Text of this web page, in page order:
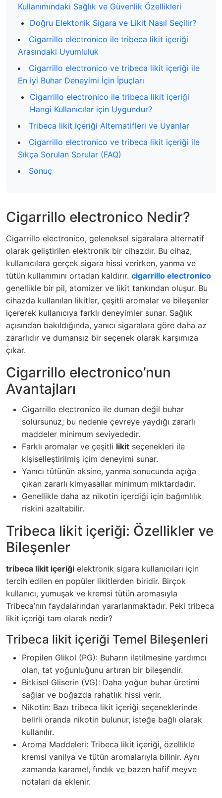
Kullanımındaki Sağlık ve Güvenlik Özellikleri
Doğru Elektonik Sigara ve Likit Nasıl Seçilir?
Cigarrillo electronico ile tribeca likit içeriği
Arasındaki Uyumluluk
Cigarrillo electronico ve tribeca likit içeriği ile
En iyi Buhar Deneyimi İçin İpuçları
Cigarrillo electronico ile tribeca likit içeriği
Hangi Kullanıcılar için Uygundur?
Tribeca likit içeriği Alternatifleri ve Uyarılar
Cigarrillo electronico ve tribeca likit içeriği ile
Sıkça Sorulan Sorular (FAQ)
Sonuç
Cigarrillo electronico Nedir?
Cigarrillo electronico, geleneksel sigaralara alternatif
olarak geliştirilen elektronik bir cihazdır. Bu cihaz,
kullanıcılara gerçek sigara hissi verirken, yanma ve
tütün kullanımını ortadan kaldırır. cigarrillo electronico
genellikle bir pil, atomizer ve likit tankından oluşur. Bu
cihazda kullanılan likitler, çeşitli aromalar ve bileşenler
içererek kullanıcıya farklı deneyimler sunar. Sağlık
açısından bakıldığında, yanıcı sigaralara göre daha az
zararlıdır ve dumansız bir seçenek olarak karşımıza
çıkar.
Cigarrillo electronico’nun
Avantajları
Cigarrillo electronico ile duman değil buhar
solursunuz; bu nedenle çevreye yaydığı zararlı
maddeler minimum seviyededir.
Farklı aromalar ve çeşitli likit seçenekleri ile
kişiselleştirilmiş içim deneyimi sunar.
Yanıcı tütünün aksine, yanma sonucunda açığa
çıkan zararlı kimyasallar minimum miktardadır.
Genellikle daha az nikotin içerdiği için bağımlılık
riskini azaltabilir.
Tribeca likit içeriği: Özellikler ve
Bileşenler
tribeca likit içeriği elektronik sigara kullanıcıları için
tercih edilen en popüler likitlerden biridir. Birçok
kullanıcı, yumuşak ve kremsi tütün aromasıyla
Tribeca’nın faydalarından yararlanmaktadır. Peki tribeca
likit içeriği tam olarak nedir?
Tribeca likit içeriği Temel Bileşenleri
Propilen Glikol (PG): Buharın iletilmesine yardımcı
olan, tat yoğunluğunu artıran bir bileşendir.
Bitkisel Gliserin (VG): Daha yoğun buhar üretimi
sağlar ve boğazda rahatlık hissi verir.
Nikotin: Bazı tribeca likit içeriği seçeneklerinde
belirli oranda nikotin bulunur, isteğe bağlı olarak
kullanılır.
Aroma Maddeleri: Tribeca likit içeriği, özellikle
kremsi vanilya ve tütün aromalarıyla bilinir. Aynı
zamanda karamel, fındık ve bazen hafif meyve
notaları da eklenir.